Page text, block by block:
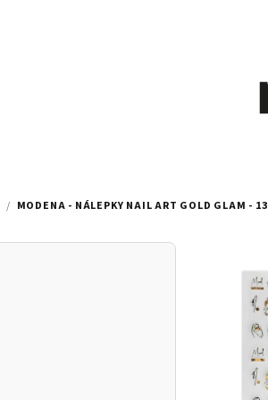
/ MODENA - NÁLEPKY NAIL ART GOLD GLAM - 13